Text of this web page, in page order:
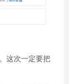
这次一定要把